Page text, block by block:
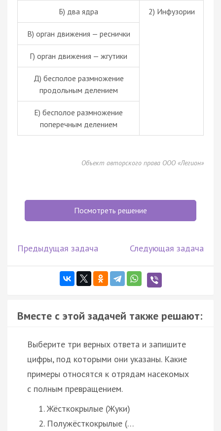
Б) два ядра 2) Инфузории
В) орган движения — реснички
Г) орган движения — жгутики
Д) бесполое размножение
продольным делением
Е) бесполое размножение
поперечным делением
Объект авторского права ООО «Легион»
Посмотреть решение
Предыдущая задача Следующая задача
Вместе с этой задачей также решают:
Выберите три верных ответа и запишите
цифры, под которыми они указаны. Какие
примеры относятся к отрядам насекомых
с полным превращением.
Жёсткокрылые (Жуки)
Полужёсткокрылые (…